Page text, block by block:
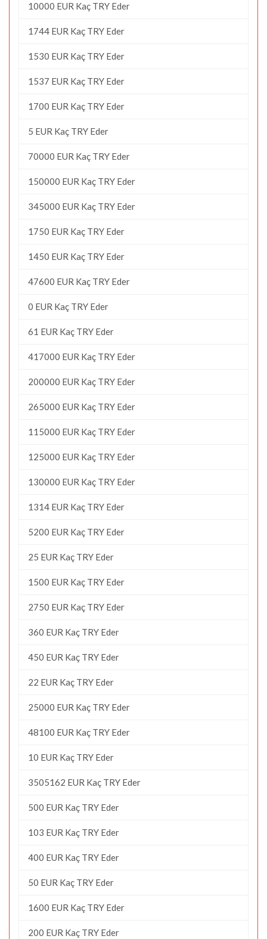
10000 EUR Kaç TRY Eder
1744 EUR Kaç TRY Eder
1530 EUR Kaç TRY Eder
1537 EUR Kaç TRY Eder
1700 EUR Kaç TRY Eder
5 EUR Kaç TRY Eder
70000 EUR Kaç TRY Eder
150000 EUR Kaç TRY Eder
345000 EUR Kaç TRY Eder
1750 EUR Kaç TRY Eder
1450 EUR Kaç TRY Eder
47600 EUR Kaç TRY Eder
0 EUR Kaç TRY Eder
61 EUR Kaç TRY Eder
417000 EUR Kaç TRY Eder
200000 EUR Kaç TRY Eder
265000 EUR Kaç TRY Eder
115000 EUR Kaç TRY Eder
125000 EUR Kaç TRY Eder
130000 EUR Kaç TRY Eder
1314 EUR Kaç TRY Eder
5200 EUR Kaç TRY Eder
25 EUR Kaç TRY Eder
1500 EUR Kaç TRY Eder
2750 EUR Kaç TRY Eder
360 EUR Kaç TRY Eder
450 EUR Kaç TRY Eder
22 EUR Kaç TRY Eder
25000 EUR Kaç TRY Eder
48100 EUR Kaç TRY Eder
10 EUR Kaç TRY Eder
3505162 EUR Kaç TRY Eder
500 EUR Kaç TRY Eder
103 EUR Kaç TRY Eder
400 EUR Kaç TRY Eder
50 EUR Kaç TRY Eder
1600 EUR Kaç TRY Eder
200 EUR Kaç TRY Eder